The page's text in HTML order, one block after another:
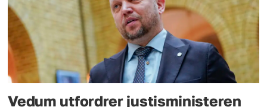
Vedum utfordrer justisministeren